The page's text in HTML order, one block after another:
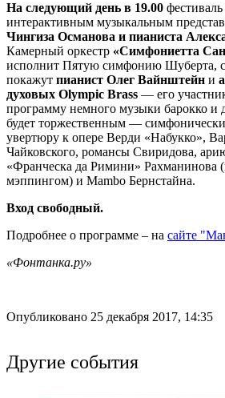
На следующий день в 19.00
интерактивным музыкальным
Чингиза Османова и пианиста
Камерный оркестр «Симфониетта
исполнит Пятую симфонию Шуберта,
покажут пианист Олег Вайнштейн и
духовых Olympic Brass — его
программу немного музыки барокко и
будет торжественным —
увертюру к опере Верди «Набукко»,
Чайковского, романсы Свиридова,
«Франческа да Римини» Рахманинова
мэппингом) и Mambo Бернстайна.
Вход свободный.
Подробнее о программе – на сайте
«Фонтанка.ру»
Опубликовано 25 декабря 2017, 14:35
Другие события